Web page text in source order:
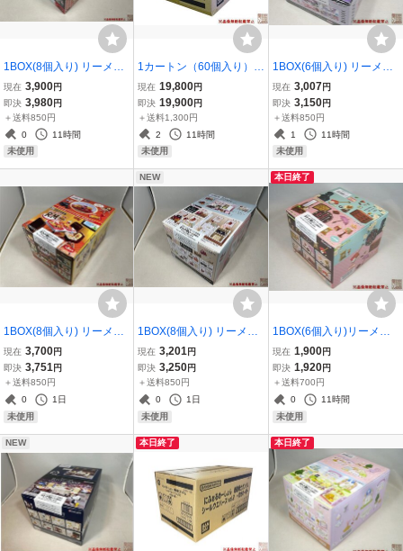
1BOX(8個入り) リーメン
ト『小さな街角 トラット
リア』新品未開封
現在 3,900円
即決 3,980円
＋送料850円
0
11時間
未使用
1カートン（60個入り）バ
ンダイ『MOBILITY JOINT
GUNDAM VOL.5』★新品
未開封★
現在 19,800円
即決 19,900円
＋送料1,300円
2
11時間
未使用
1BOX(6個入り) リーメン
ト『Kuromi Words Collec
tion』新品未開封
現在 3,007 円
即決 3,150円
＋送料850円
1
11時間
未使用
1BOX(8個入り) リーメン
ト『Burger Shop R&M』
新品未開封
現在 3,700円
即決 3,751円
＋送料850円
0
1日
未使用
NEW
1BOX(8個入り) リーメン
ト『My Sweet Closet』新
品未開封
現在 3,201円
即決 3,250円
＋送料850円
0
1日
未使用
本日終了
1BOX(6個入り)リーメン
ト『歴史ロマン譚 ハイ
カラ乙女の日常』★新品
未開封★
現在 1,900円
即決 1,920円
＋送料700円
0
11時間
未使用
NEW 本日終了 本日終了